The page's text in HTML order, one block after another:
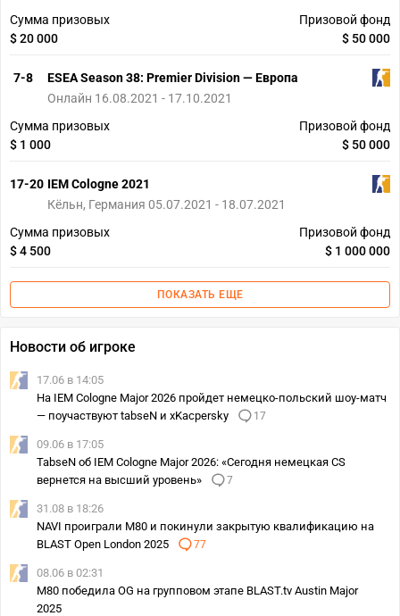
Сумма призовых
$ 20 000
Призовой фонд
$ 50 000
7-8
ESEA Season 38: Premier Division — Европа
Онлайн 16.08.2021 - 17.10.2021
Сумма призовых
$ 1 000
Призовой фонд
$ 50 000
17-20 IEM Cologne 2021
Кёльн, Германия 05.07.2021 - 18.07.2021
Сумма призовых
$ 4 500
Призовой фонд
$ 1 000 000
ПОКАЗАТЬ ЕЩЕ
Новости об игроке
17.06 в 14:05
На IEM Cologne Major 2026 пройдет немецко-польский шоу-матч
— поучаствуют tabseN и xKacpersky
17
09.06 в 17:05
TabseN об IEM Cologne Major 2026: «Сегодня немецкая CS
вернется на высший уровень»
7
31.08 в 18:26
NAVI проиграли M80 и покинули закрытую квалификацию на
BLAST Open London 2025
77
08.06 в 02:31
M80 победила OG на групповом этапе BLAST.tv Austin Major
2025